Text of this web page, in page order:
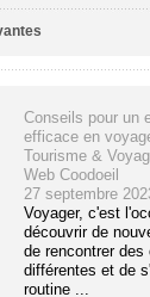
Conseils pour un
efficace en
Tourisme &
Web Coodoeil
27 septembre
Voyager, c'est
découvrir de
de rencontrer des
différentes et de
routine ...